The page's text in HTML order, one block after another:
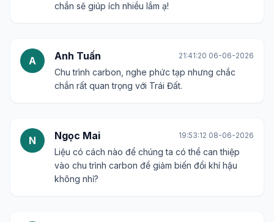
chắn sẽ giúp ích nhiều lắm ạ!
A Anh Tuấn 21:41:20 06-06-2026
Chu trình carbon, nghe phức tạp nhưng chắc
chắn rất quan trọng với Trái Đất.
N Ngọc Mai 19:53:12 08-06-2026
Liệu có cách nào để chúng ta có thể can thiệp
vào chu trình carbon để giảm biến đổi khí hậu
không nhỉ?